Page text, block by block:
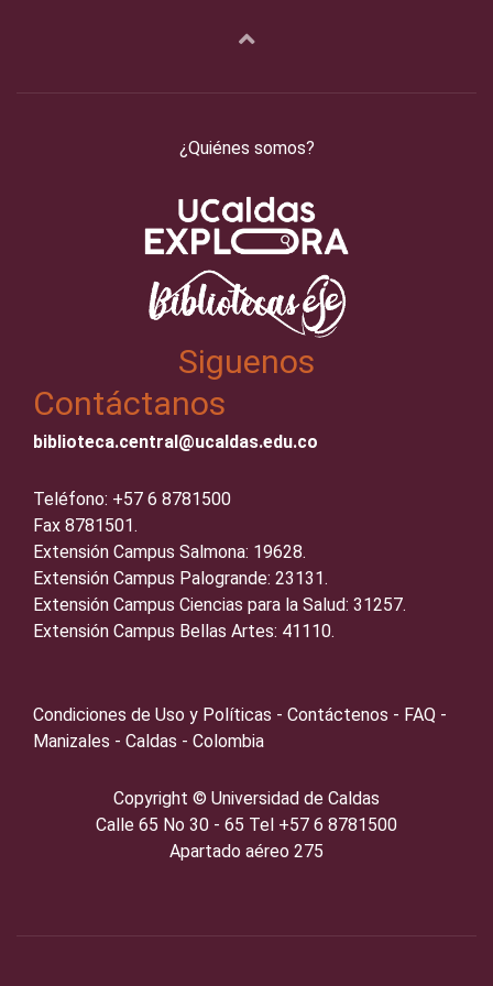
¿Quiénes somos?
Siguenos
Contáctanos
biblioteca.central@ucaldas.edu.co
Teléfono: +57 6 8781500
Fax 8781501.
Extensión Campus Salmona: 19628.
Extensión Campus Palogrande: 23131.
Extensión Campus Ciencias para la Salud: 31257.
Extensión Campus Bellas Artes: 41110.
Condiciones de Uso y Políticas - Contáctenos - FAQ -
Manizales - Caldas - Colombia
Copyright ©️ Universidad de Caldas
Calle 65 No 30 - 65 Tel +57 6 8781500
Apartado aéreo 275